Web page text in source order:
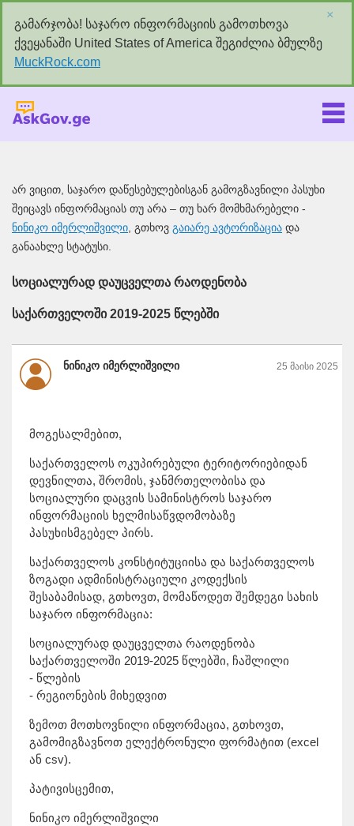
გამარჯობა! საჯარო ინფორმაციის გამოთხოვა
ქვეყანაში United States of America შეგიძლია ბმულზე
MuckRock.com
×
არ ვიცით, საჯარო დაწესებულებისგან გამოგზავნილი პასუხი
შეიცავს ინფორმაციას თუ არა – თუ ხარ მომხმარებელი -
ნინიკო იმერლიშვილი , გთხოვ გაიარე ავტორიზაცია და
განაახლე სტატუსი.
სოციალურად დაუცველთა რაოდენობა
საქართველოში 2019-2025 წლებში
ნინიკო იმერლიშვილი 25 მაისი 2025
მოგესალმებით,
საქართველოს ოკუპირებული ტერიტორიებიდან
დევნილთა, შრომის, ჯანმრთელობისა და
სოციალური დაცვის სამინისტროს საჯარო
ინფორმაციის ხელმისაწვდომობაზე
პასუხისმგებელ პირს.
საქართველოს კონსტიტუციისა და საქართველოს
ზოგადი ადმინისტრაციული კოდექსის
შესაბამისად, გთხოვთ, მომაწოდეთ შემდეგი სახის
საჯარო ინფორმაცია:
სოციალურად დაუცველთა რაოდენობა
საქართველოში 2019-2025 წლებში, ჩაშლილი
- წლების
- რეგიონების მიხედვით
ზემოთ მოთხოვნილი ინფორმაცია, გთხოვთ,
გამომიგზავნოთ ელექტრონული ფორმატით (excel
ან csv).
პატივისცემით,
ნინიკო იმერლიშვილი